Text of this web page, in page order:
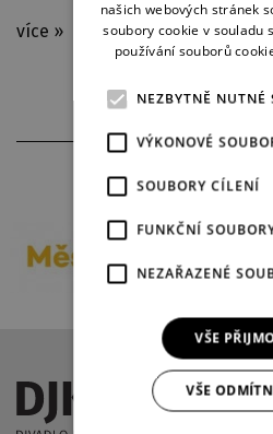
více »
PARTNEŘI
našich webových stránek
soubory cookie v souladu
používání souborů
NEZBYTNĚ NUTNÉ
VÝKONOVÉ
SOUBORY CÍLENÍ
FUNKČNÍ
NEZAŘAZENÉ
VŠE
VŠE